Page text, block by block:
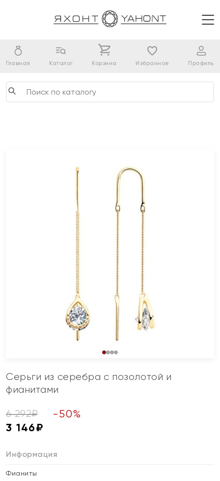
Главная Каталог Корзина Избранное Профиль
Серьги из серебра с позолотой и
фианитами
6 292₽ -50%
3 146₽
Информация
Фианиты